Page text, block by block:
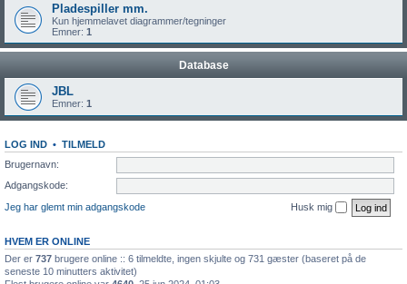
Pladespiller mm.
Kun hjemmelavet diagrammer/tegninger
Emner: 1
Database
JBL
Emner: 1
LOG IND • TILMELD
Brugernavn:
Adgangskode:
Jeg har glemt min adgangskode
Husk mig
HVEM ER ONLINE
Der er 737 brugere online :: 6 tilmeldte, ingen skjulte og 731 gæster (baseret på de
seneste 10 minutters aktivitet)